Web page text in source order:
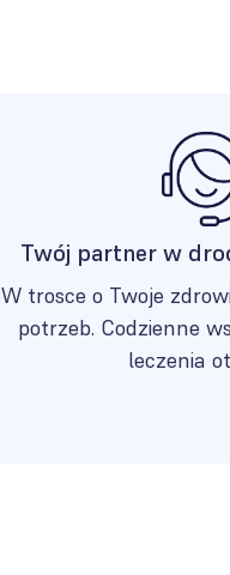
W trosce o Twoje
potrzeb. Codzienne
leczenia
Twój partner w